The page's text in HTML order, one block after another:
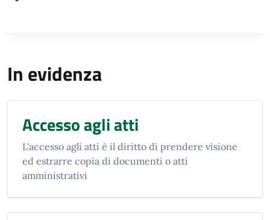
In evidenza
Accesso agli atti
L'accesso agli atti è il diritto di prendere visione
ed estrarre copia di documenti o atti
amministrativi